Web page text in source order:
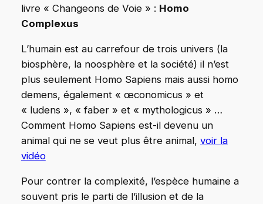
livre « Changeons de Voie » : Homo
Complexus
L’humain est au carrefour de trois univers (la
biosphère, la noosphère et la société) il n’est
plus seulement Homo Sapiens mais aussi homo
demens, également « œconomicus » et
« ludens », « faber » et « mythologicus » …
Comment Homo Sapiens est-il devenu un
animal qui ne se veut plus être animal, voir la
vidéo
Pour contrer la complexité, l’espèce humaine a
souvent pris le parti de l’illusion et de la